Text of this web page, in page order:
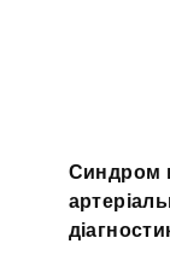
Синдром